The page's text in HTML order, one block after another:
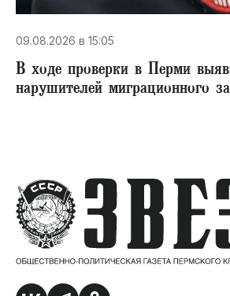
09.08.2026 в 15:05
В ходе проверки в Перми
нарушителей миграционного